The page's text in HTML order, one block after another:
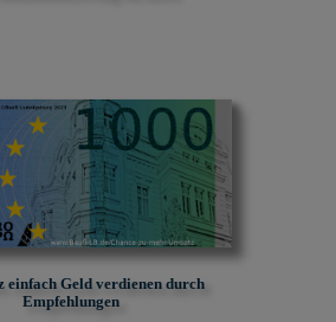
einfach Geld verdienen durch
Empfehlungen